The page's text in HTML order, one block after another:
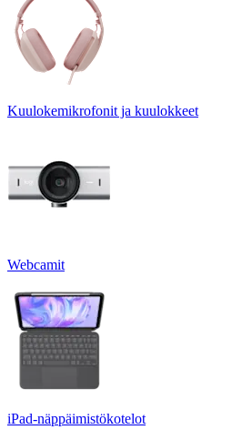
Kuulokemikrofonit ja kuulokkeet
Webcamit
iPad-näppäimistökotelot